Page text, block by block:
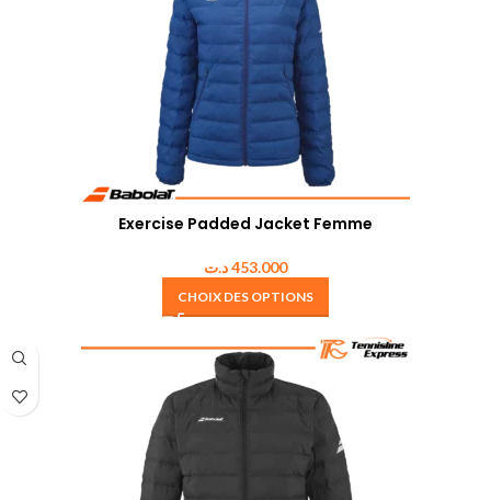
Exercise Padded Jacket Femme
453.000د.ت
CHOIX DES OPTIONS